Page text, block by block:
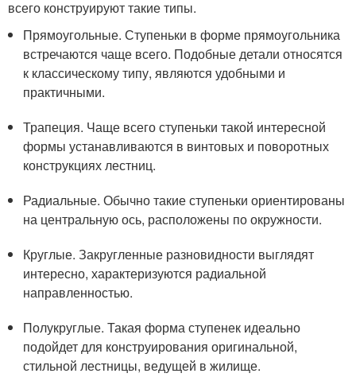
всего конструируют такие типы.
Прямоугольные. Ступеньки в форме прямоугольника
встречаются чаще всего. Подобные детали относятся
к классическому типу, являются удобными и
практичными.
Трапеция. Чаще всего ступеньки такой интересной
формы устанавливаются в винтовых и поворотных
конструкциях лестниц.
Радиальные. Обычно такие ступеньки ориентированы
на центральную ось, расположены по окружности.
Круглые. Закругленные разновидности выглядят
интересно, характеризуются радиальной
направленностью.
Полукруглые. Такая форма ступенек идеально
подойдет для конструирования оригинальной,
стильной лестницы, ведущей в жилище.